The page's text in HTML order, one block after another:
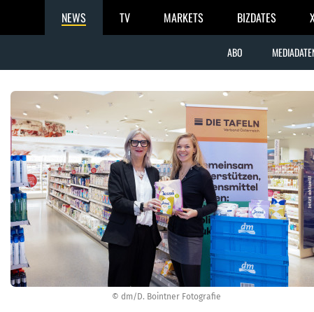
NEWS TV MARKETS BIZDATES
ABO
© dm/D. Bointner Fotografie